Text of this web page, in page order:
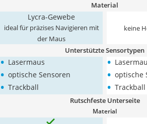
Material
Lycra-Gewebe
ideal für präzises Navigieren mit
der Maus
keine
Unterstützte Sensortypen
• Lasermaus
• optische Sensoren
• Trackball
•
• optische
• Trackball
Rutschfeste Unterseite
Material